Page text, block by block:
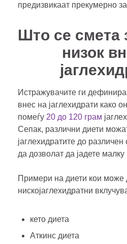
предизвикаат прекумерно
Што се смета
низок
Истражувачите ги
внес на јаглехидрати како
помеѓу 20 до 120 грам
Сепак, различни диети
јаглехидратите до
да дозволат да јадете малку
Примери на диети кои може
нискојаглехидратни
кето диета
Аткинс диета